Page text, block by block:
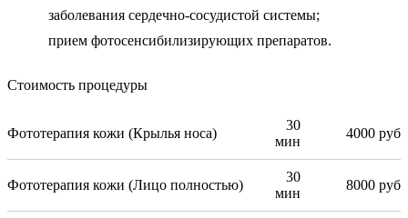
заболевания сердечно-сосудистой системы;
прием фотосенсибилизирующих препаратов.
Стоимость процедуры
Фототерапия кожи (Крылья носа)
30
мин
4000 руб
Фототерапия кожи (Лицо полностью)
30
мин
8000 руб